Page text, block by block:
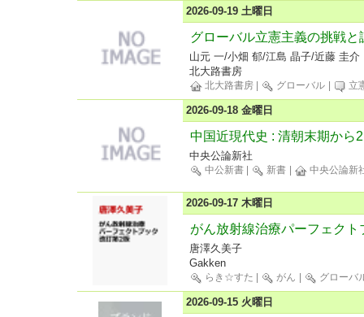
2026-09-19 土曜日
グローバル立憲主義の挑戦と
山元 一/小畑 郁/江島 晶子/近藤 圭介
北大路書房
北大路書房 グローバル 立
2026-09-18 金曜日
中国近現代史 : 清朝末期から
中央公論新社
中公新書 新書 中央公論新
2026-09-17 木曜日
がん放射線治療パーフェクト
唐澤久美子
Gakken
らき☆すた がん グローバ
2026-09-15 火曜日